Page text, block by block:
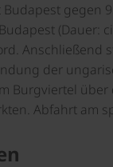
gegen
(Dauer:
Anschließend
der
Burgviertel
Abfahrt am